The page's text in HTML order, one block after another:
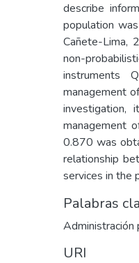
describe
population
Cañete-Lima,
non-
instruments
management
investigation,
management
0.870 was
relationship
services in the
Palabras
Administración
URI